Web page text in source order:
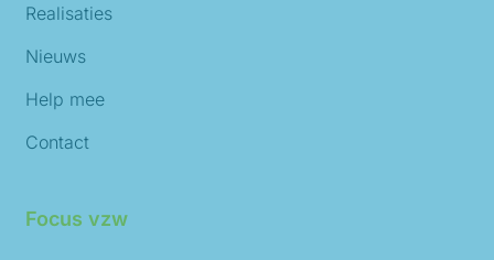
Realisaties
Nieuws
Help mee
Contact
Focus vzw